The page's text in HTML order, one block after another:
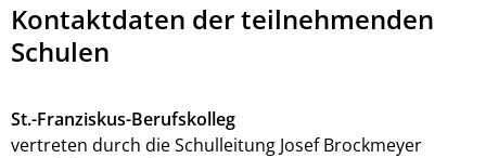
Kontaktdaten der teilnehmenden
Schulen
St.-Franziskus-Berufskolleg
vertreten durch die Schulleitung Josef Brockmeyer